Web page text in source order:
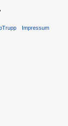
Impressum